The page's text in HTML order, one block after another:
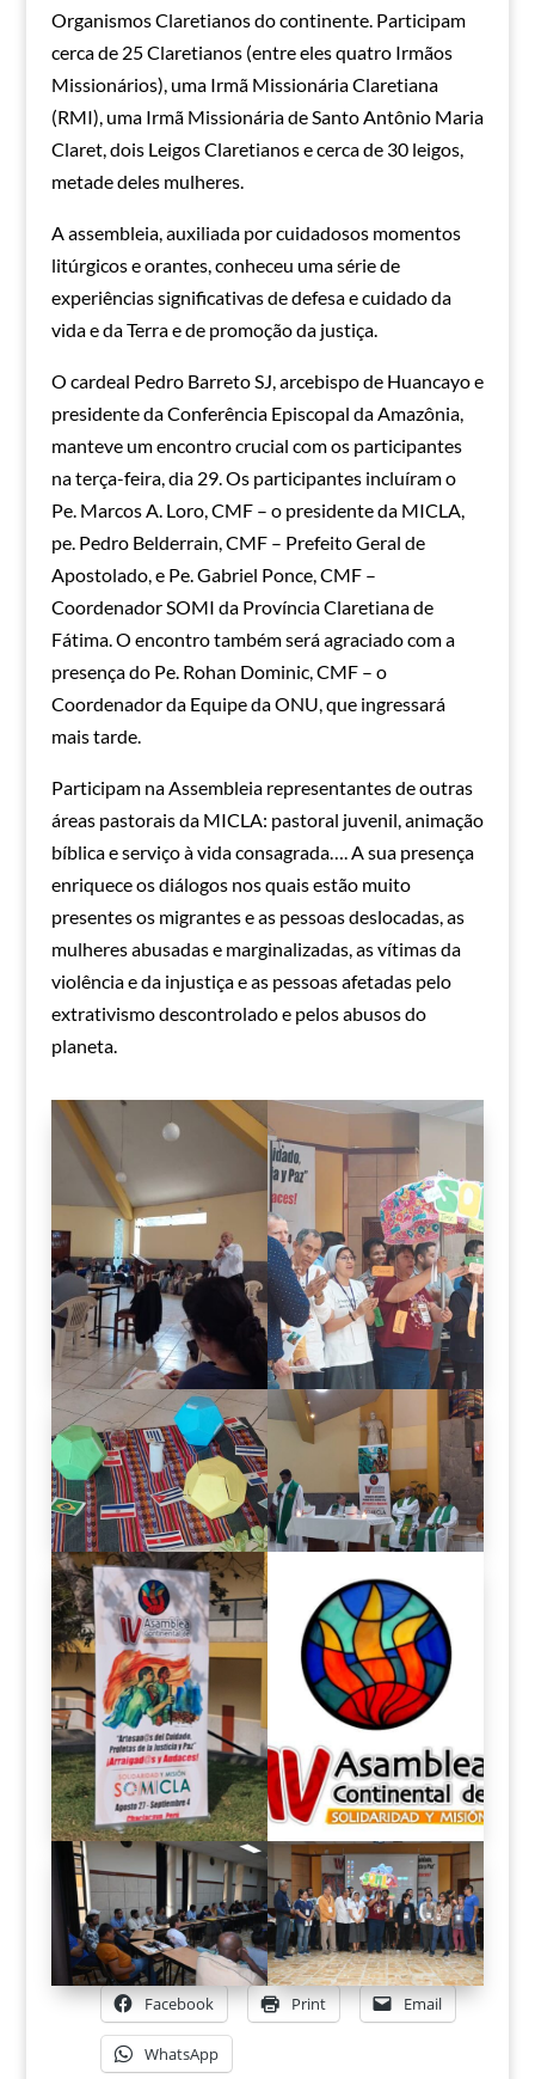
Organismos Claretianos do continente. Participam
cerca de 25 Claretianos (entre eles quatro Irmãos
Missionários), uma Irmã Missionária Claretiana
(RMI), uma Irmã Missionária de Santo Antônio Maria
Claret, dois Leigos Claretianos e cerca de 30 leigos,
metade deles mulheres.
A assembleia, auxiliada por cuidadosos momentos
litúrgicos e orantes, conheceu uma série de
experiências significativas de defesa e cuidado da
vida e da Terra e de promoção da justiça.
O cardeal Pedro Barreto SJ, arcebispo de Huancayo e
presidente da Conferência Episcopal da Amazônia,
manteve um encontro crucial com os participantes
na terça-feira, dia 29. Os participantes incluíram o
Pe. Marcos A. Loro, CMF – o presidente da MICLA,
pe. Pedro Belderrain, CMF – Prefeito Geral de
Apostolado, e Pe. Gabriel Ponce, CMF –
Coordenador SOMI da Província Claretiana de
Fátima. O encontro também será agraciado com a
presença do Pe. Rohan Dominic, CMF – o
Coordenador da Equipe da ONU, que ingressará
mais tarde.
Participam na Assembleia representantes de outras
áreas pastorais da MICLA: pastoral juvenil, animação
bíblica e serviço à vida consagrada…. A sua presença
enriquece os diálogos nos quais estão muito
presentes os migrantes e as pessoas deslocadas, as
mulheres abusadas e marginalizadas, as vítimas da
violência e da injustiça e as pessoas afetadas pelo
extrativismo descontrolado e pelos abusos do
planeta.
Facebook Print Email
WhatsApp